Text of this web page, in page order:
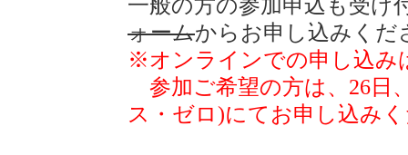
一般の方の参加申込も受け
ォームからお申し込みくだ
※オンラインでの申し込み
参加ご希望の方は、26日
ス・ゼロ)にてお申し込み